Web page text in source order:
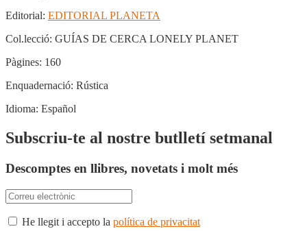
Editorial: EDITORIAL PLANETA
Col.lecció: GUÍAS DE CERCA LONELY PLANET
Pàgines: 160
Enquadernació: Rústica
Idioma: Español
Subscriu-te al nostre butlletí setmanal
Descomptes en llibres, novetats i molt més
He llegit i accepto la política de privacitat